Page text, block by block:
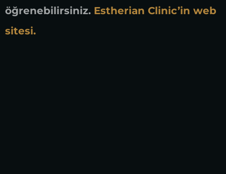
öğrenebilirsiniz. Estherian Clinic’in web
sitesi.